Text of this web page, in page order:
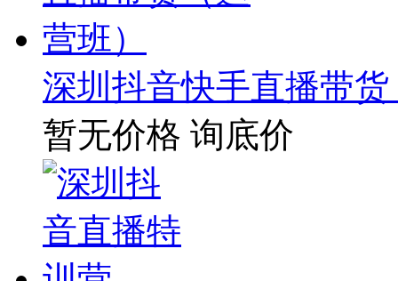
深圳抖音快手直播带
暂无价格 询底价